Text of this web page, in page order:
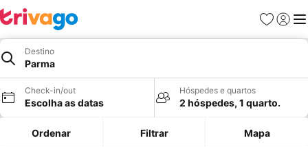
Favoritos
Iniciar
Destino
Parma
Check-in/out
Escolha as datas
Hóspedes e quartos
2 hóspedes, 1 quarto.
Ordenar Filtrar Mapa